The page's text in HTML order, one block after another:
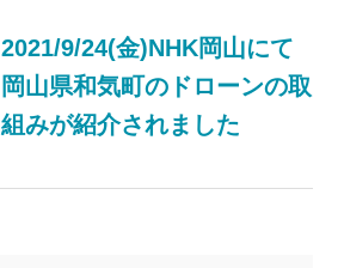
2021/9/24(金)NHK岡山にて
岡山県和気町のドローンの取
組みが紹介されました